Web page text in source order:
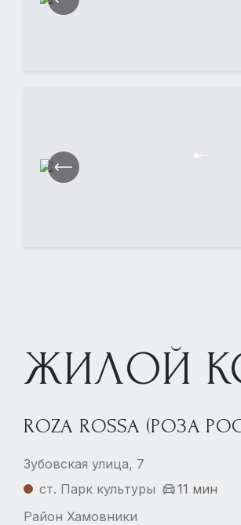
ЖИЛОЙ
ROZA ROSSA (РОЗА
Зубовская улица, 7
ст. Парк культуры
11 мин
Район Хамовники